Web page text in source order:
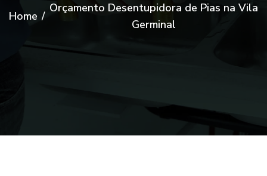
Home /
Orçamento Desentupidora de Pias na Vila
Germinal